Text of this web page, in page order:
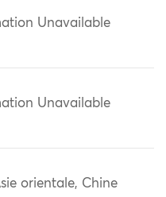
Unavailable
Unavailable
orientale, Chine